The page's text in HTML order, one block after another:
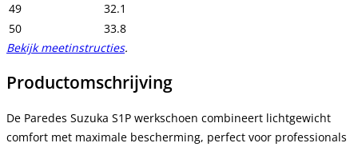
49
32.1
50
33.8
Bekijk meetinstructies.
Productomschrijving
De Paredes Suzuka S1P werkschoen combineert lichtgewicht
comfort met maximale bescherming, perfect voor professionals